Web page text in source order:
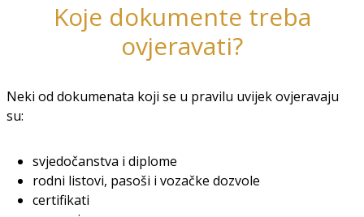
Koje dokumente treba
ovjeravati?
Neki od dokumenata koji se u pravilu uvijek ovjeravaju
su:
svjedočanstva i diplome
rodni listovi, pasoši i vozačke dozvole
certifikati